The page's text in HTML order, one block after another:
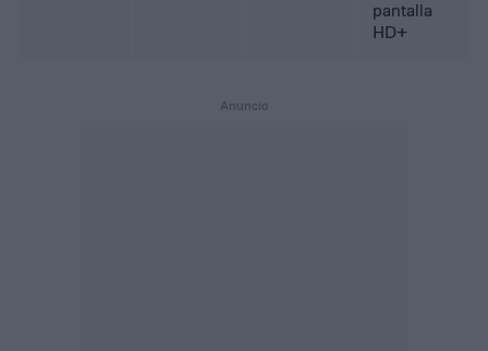
pantalla
HD+